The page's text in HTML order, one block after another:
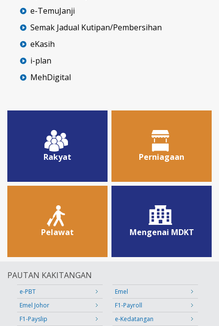
e-TemuJanji
Semak Jadual Kutipan/Pembersihan
eKasih
i-plan
MehDigital
Rakyat Perniagaan
Pelawat Mengenai MDKT
PAUTAN KAKITANGAN
e-PBT
Emel
Emel Johor
F1-Payroll
F1-Payslip
e-Kedatangan